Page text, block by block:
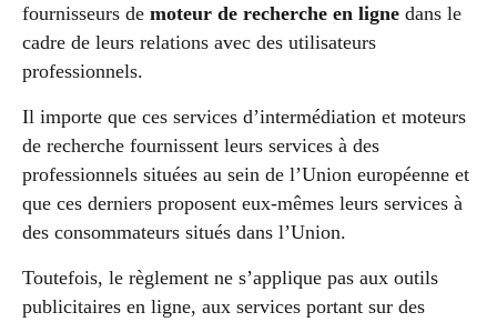
fournisseurs de moteur de recherche en ligne dans le
cadre de leurs relations avec des utilisateurs
professionnels.
Il importe que ces services d’intermédiation et moteurs
de recherche fournissent leurs services à des
professionnels situées au sein de l’Union européenne et
que ces derniers proposent eux-mêmes leurs services à
des consommateurs situés dans l’Union.
Toutefois, le règlement ne s’applique pas aux outils
publicitaires en ligne, aux services portant sur des